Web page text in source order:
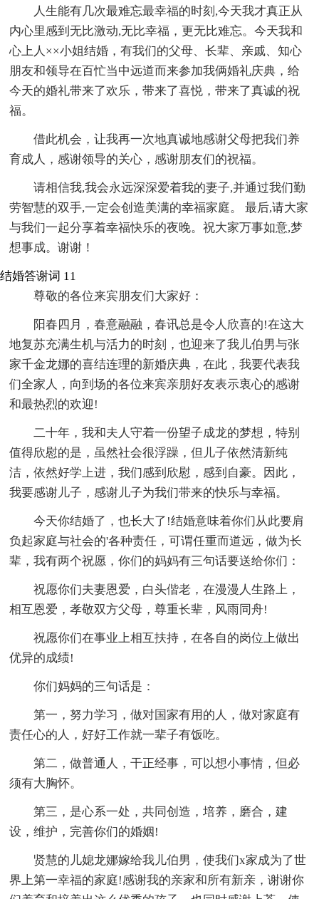
人生能有几次最难忘最幸福的时刻,今天我才真正从
内心里感到无比激动,无比幸福，更无比难忘。今天我和
心上人××小姐结婚，有我们的父母、长辈、亲戚、知心
朋友和领导在百忙当中远道而来参加我俩婚礼庆典，给
今天的婚礼带来了欢乐，带来了喜悦，带来了真诚的祝
福。
借此机会，让我再一次地真诚地感谢父母把我们养
育成人，感谢领导的关心，感谢朋友们的祝福。
请相信我,我会永远深深爱着我的妻子,并通过我们勤
劳智慧的双手,一定会创造美满的幸福家庭。 最后,请大家
与我们一起分享着幸福快乐的夜晚。祝大家万事如意,梦
想事成。谢谢！
结婚答谢词 11
尊敬的各位来宾朋友们大家好：
阳春四月，春意融融，春讯总是令人欣喜的!在这大
地复苏充满生机与活力的时刻，也迎来了我儿伯男与张
家千金龙娜的喜结连理的新婚庆典，在此，我要代表我
们全家人，向到场的各位来宾亲朋好友表示衷心的感谢
和最热烈的欢迎!
二十年，我和夫人守着一份望子成龙的梦想，特别
值得欣慰的是，虽然社会很浮躁，但儿子依然清新纯
洁，依然好学上进，我们感到欣慰，感到自豪。因此，
我要感谢儿子，感谢儿子为我们带来的快乐与幸福。
今天你结婚了，也长大了!结婚意味着你们从此要肩
负起家庭与社会的'各种责任，可谓任重而道远，做为长
辈，我有两个祝愿，你们的妈妈有三句话要送给你们：
祝愿你们夫妻恩爱，白头偕老，在漫漫人生路上，
相互恩爱，孝敬双方父母，尊重长辈，风雨同舟!
祝愿你们在事业上相互扶持，在各自的岗位上做出
优异的成绩!
你们妈妈的三句话是：
第一，努力学习，做对国家有用的人，做对家庭有
责任心的人，好好工作就一辈子有饭吃。
第二，做普通人，干正经事，可以想小事情，但必
须有大胸怀。
第三，是心系一处，共同创造，培养，磨合，建
设，维护，完善你们的婚姻!
贤慧的儿媳龙娜嫁给我儿伯男，使我们x家成为了世
界上第一幸福的家庭!感谢我的亲家和所有新亲，谢谢你